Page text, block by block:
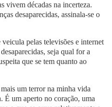
vivem décadas na incerteza.
desaparecidas, assinala-se o
pelas televisões e internet
seja qual for a
que se tem quanto ao
um terror na minha vida
É um aperto no coração, uma